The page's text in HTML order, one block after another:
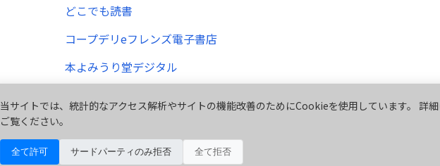
どこでも読書
コープデリeフレンズ電子書店
本よみうり堂デジタル
当サイトでは、統計的なアクセス解析やサイトの機能改善のためにCookieを使用しています。 詳
ご覧ください。
全て許可 サードパーティのみ拒否 全て拒否